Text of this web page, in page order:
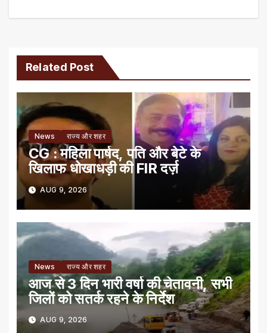
Related Post
News राज्य और शहर
CG : महिला पार्षद, पति और बेटे के
खिलाफ धोखाधड़ी की FIR दर्ज़
AUG 9, 2026
News राज्य और शहर
आज से 3 दिन भारी वर्षा की चेतावनी, सभी
जिलों को सतर्क रहने के निर्देश
AUG 9, 2026